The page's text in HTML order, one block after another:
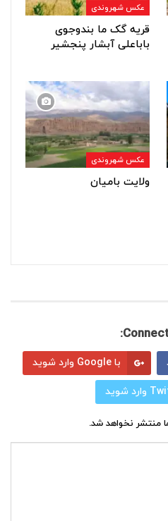
عکس شهروندی
قریه گک ما بندوجوی
باباعلی آبشار پنجشیر
عکس شهروندی
ولایت بامیان
با Google وارد شوید
منتشر نخواهد شد.